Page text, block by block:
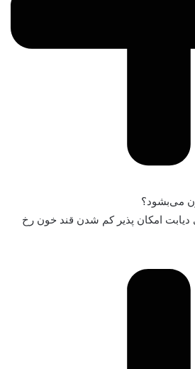
می‌بشود؟
دیابت امکان پذیر کم شدن قند خون رخ